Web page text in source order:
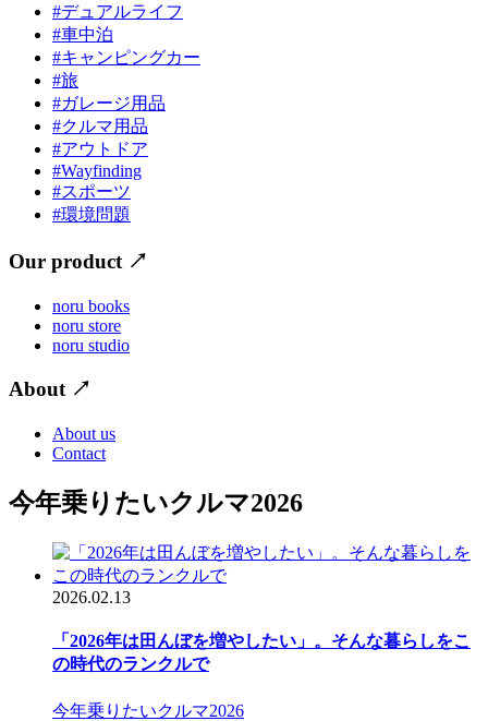
#デュアルライフ
#車中泊
#キャンピングカー
#旅
#ガレージ用品
#クルマ用品
#アウトドア
#Wayfinding
#スポーツ
#環境問題
Our product ↗
noru books
noru store
noru studio
About ↗
About us
Contact
今年乗りたいクルマ2026
2026.02.13
「2026年は田んぼを増やしたい」。そんな暮らしをこ
の時代のランクルで
今年乗りたいクルマ2026